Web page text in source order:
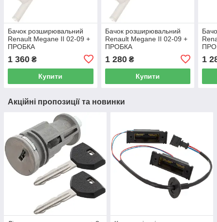
Бачок розширювальний
Renault Megane II 02-09 +
ПРОБКА
1 360 ₴
Купити
Бачок розширювальний
Renault Megane II 02-09 +
ПРОБКА
1 280₴
Купити
1
Акційні пропозиції та новинки